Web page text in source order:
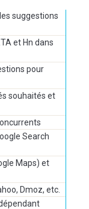
suggestions
et Hn dans
pour
souhaités et
Search
Maps) et
Dmoz, etc.